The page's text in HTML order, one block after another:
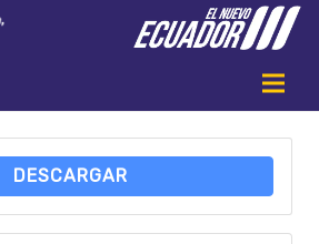
DESCARGAR